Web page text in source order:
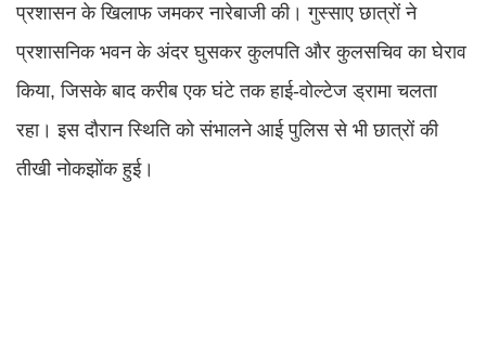
प्रशासन के खिलाफ जमकर नारेबाजी की। गुस्साए छात्रों ने
प्रशासनिक भवन के अंदर घुसकर कुलपति और कुलसचिव का घेराव
किया, जिसके बाद करीब एक घंटे तक हाई-वोल्टेज ड्रामा चलता
रहा। इस दौरान स्थिति को संभालने आई पुलिस से भी छात्रों की
तीखी नोकझोंक हुई।